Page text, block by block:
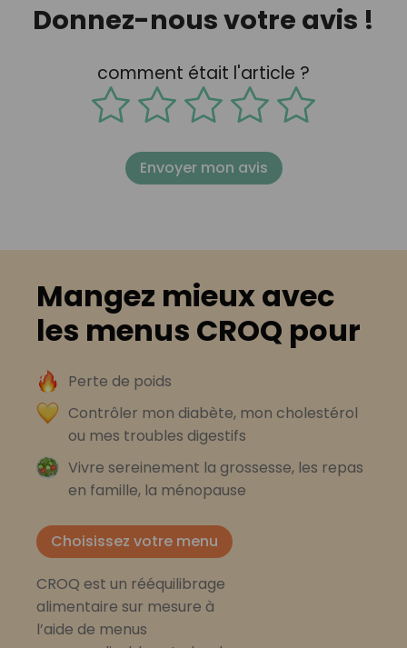
Donnez-nous votre avis !
comment était l'article ?
Envoyer mon avis
Mangez mieux avec
les menus CROQ pour
Perte de poids
Contrôler mon diabète, mon cholestérol
ou mes troubles digestifs
Vivre sereinement la grossesse, les repas
en famille, la ménopause
Choisissez votre menu
CROQ est un rééquilibrage
alimentaire sur mesure à
l’aide de menus